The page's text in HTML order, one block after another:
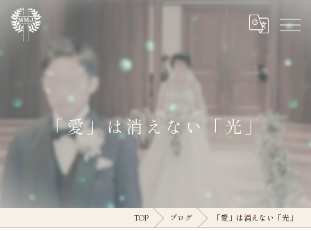
「愛」は消えない「光」
TOP ブログ 「愛」は消えない「光」